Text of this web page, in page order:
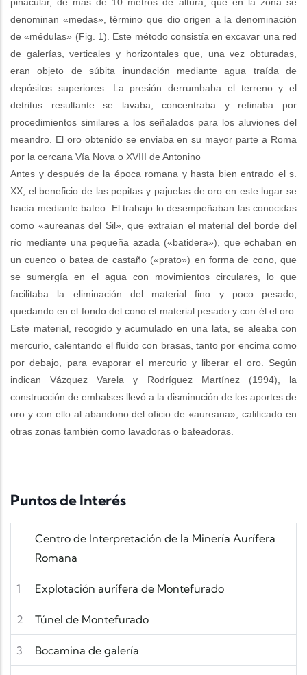
denominan «medas», término que dio origen a la denominación
de «médulas» (Fig. 1). Este método consistía en excavar una red
de galerías, verticales y horizontales que, una vez obturadas,
eran objeto de súbita inundación mediante agua traída de
depósitos superiores. La presión derrumbaba el terreno y el
detritus resultante se lavaba, concentraba y refinaba por
procedimientos similares a los señalados para los aluviones del
meandro. El oro obtenido se enviaba en su mayor parte a Roma
por la cercana Vía Nova o XVIII de Antonino
Antes y después de la época romana y hasta bien entrado el s.
XX, el beneficio de las pepitas y pajuelas de oro en este lugar se
hacía mediante bateo. El trabajo lo desempeñaban las conocidas
como «aureanas del Sil», que extraían el material del borde del
río mediante una pequeña azada («batidera»), que echaban en
un cuenco o batea de castaño («prato») en forma de cono, que
se sumergía en el agua con movimientos circulares, lo que
facilitaba la eliminación del material fino y poco pesado,
quedando en el fondo del cono el material pesado y con él el oro.
Este material, recogido y acumulado en una lata, se aleaba con
mercurio, calentando el fluido con brasas, tanto por encima como
por debajo, para evaporar el mercurio y liberar el oro. Según
indican Vázquez Varela y Rodríguez Martínez (1994), la
construcción de embalses llevó a la disminución de los aportes de
oro y con ello al abandono del oficio de «aureana», calificado en
otras zonas también como lavadoras o bateadoras.
Puntos de Interés
Centro de Interpretación de la Minería Aurífera
Romana
1 Explotación aurífera de Montefurado
2 Túnel de Montefurado
3 Bocamina de galería